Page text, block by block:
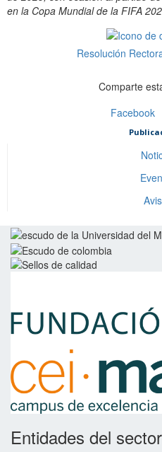
en la Copa Mundial de la FIFA
Resolución
Comparte
Facebook
Entidades del sector